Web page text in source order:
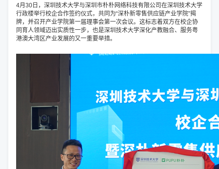
4月30日，深圳技术大学与深圳市朴朴网络科技有限公司在深圳技术大学
行政楼举行校企合作签约仪式，共同为“深朴新零售供应链产业学院”揭
牌，并召开产业学院第一届理事会第一次会议。这标志着双方在校企协
同育人领域迈出实质性一步，也是深圳技术大学深化产教融合、服务粤
港澳大湾区产业发展的又一重要举措。